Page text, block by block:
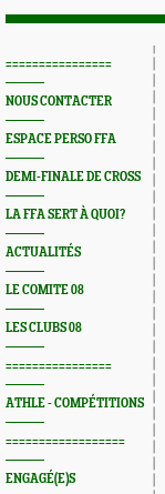
================
NOUS CONTACTER
ESPACE PERSO FFA
DEMI-FINALE DE CROSS
LA FFA SERT À QUOI?
ACTUALITÉS
LE COMITE 08
LES CLUBS 08
================
ATHLE - COMPÉTITIONS
==================
ENGAGÉ(E)S